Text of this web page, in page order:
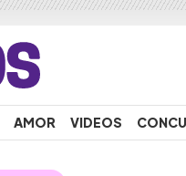
AMOR VIDEOS